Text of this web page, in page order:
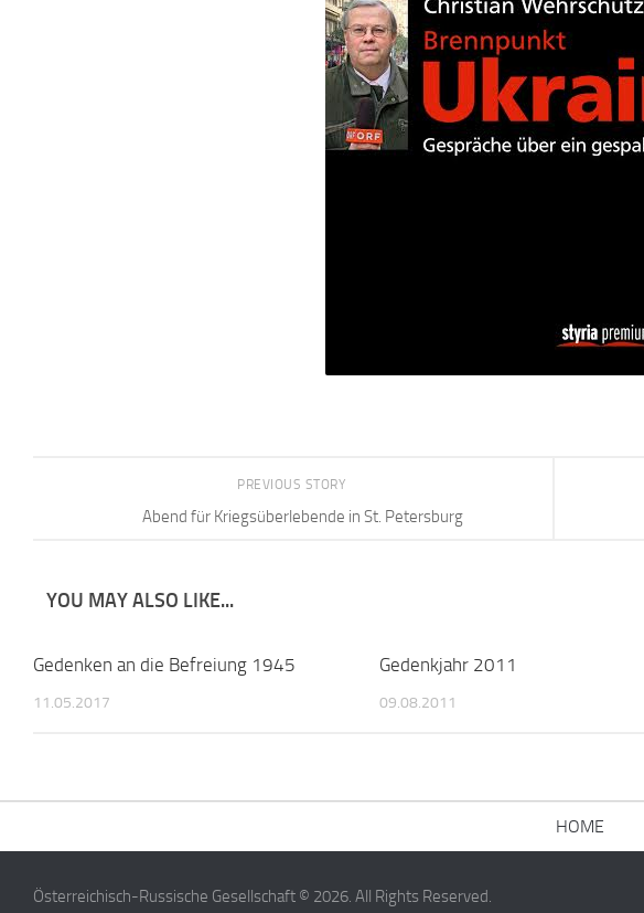
PREVIOUS STORY
Abend für Kriegsüberlebende in St. Petersburg
YOU MAY ALSO LIKE...
Gedenken an die Befreiung 1945
11.05.2017
Gedenkjahr 2011
09.08.2011
HOME
Österreichisch-Russische Gesellschaft © 2026. All Rights Reserved.